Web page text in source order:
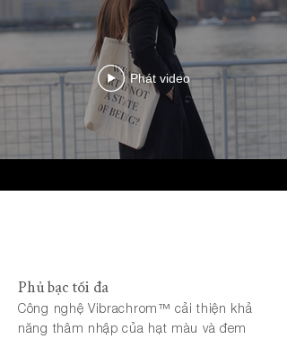
Phát video
Phủ bạc tối đa
Công nghệ Vibrachrom™ cải thiện khả
năng thâm nhập của hạt màu và đem